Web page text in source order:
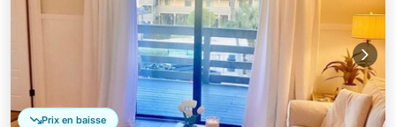
Prix en baisse